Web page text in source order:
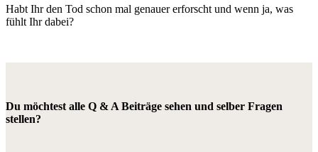
Habt Ihr den Tod schon mal genauer erforscht und wenn ja, was
fühlt Ihr dabei?
Du möchtest alle Q & A Beiträge sehen und selber Fragen
stellen?